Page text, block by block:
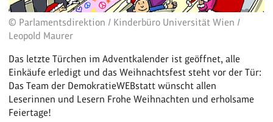
© Parlamentsdirektion / Kinderbüro Universität Wien /
Leopold Maurer
Das letzte Türchen im Adventkalender ist geöffnet, alle
Einkäufe erledigt und das Weihnachtsfest steht vor der Tür:
Das Team der DemokratieWEBstatt wünscht allen
Leserinnen und Lesern Frohe Weihnachten und erholsame
Feiertage!